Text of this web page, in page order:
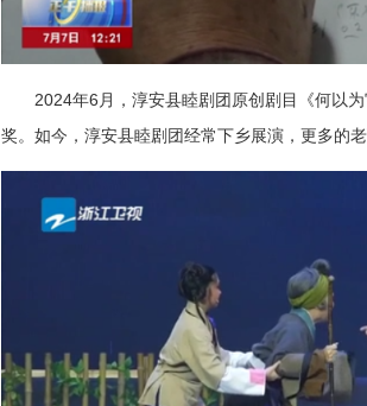
2024年6月，淳安县睦剧团原创剧目《何以
奖。如今，淳安县睦剧团经常下乡展演，更多的